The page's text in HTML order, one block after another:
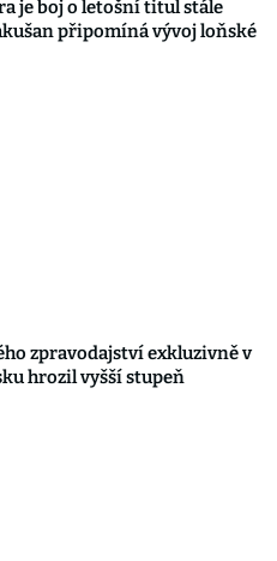
je boj o letošní titul stále
připomíná vývoj loňské
zpravodajství exkluzivně v
hrozil vyšší stupeň